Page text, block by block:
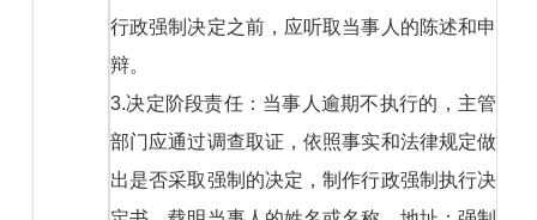
行政强制决定之前，应听取当事人的陈述和申
辩。
3.决定阶段责任：当事人逾期不执行的，主管
部门应通过调查取证，依照事实和法律规定做
出是否采取强制的决定，制作行政强制执行决